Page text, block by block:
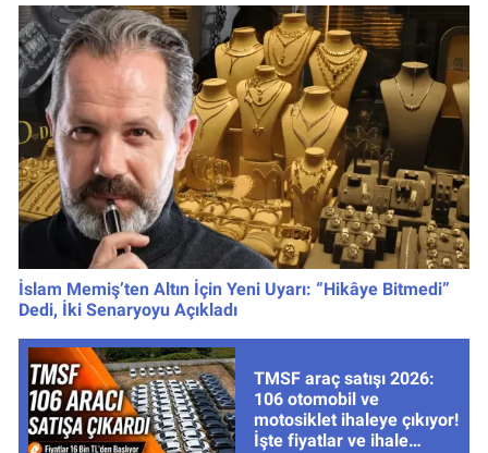
İslam Memiş’ten Altın İçin Yeni Uyarı: “Hikâye Bitmedi”
Dedi, İki Senaryoyu Açıkladı
TMSF araç satışı 2026:
106 otomobil ve
motosiklet ihaleye çıkıyor!
İşte fiyatlar ve ihale